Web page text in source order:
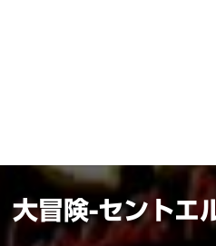
大冒険-セントエ